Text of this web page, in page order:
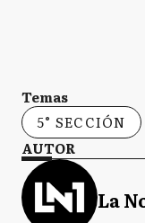
Temas
5° SECCIÓN
AUTOR
La